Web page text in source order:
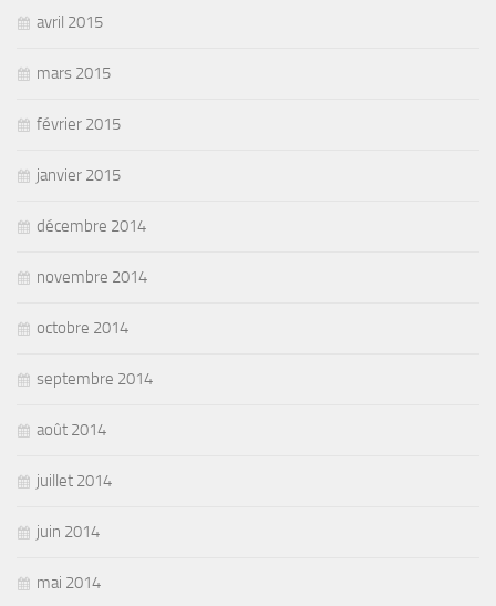
avril 2015
mars 2015
février 2015
janvier 2015
décembre 2014
novembre 2014
octobre 2014
septembre 2014
août 2014
juillet 2014
juin 2014
mai 2014